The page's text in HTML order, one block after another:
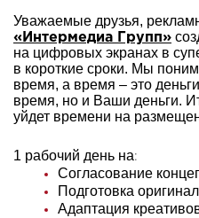
Уважаемые друзья,
«Интермедиа Групп»
на цифровых экранах в
в короткие сроки. Мы
время, а время – это
время, но и Ваши деньги.
уйдет времени на
1 рабочий день на:
Согласование
Подготовка
Адаптация